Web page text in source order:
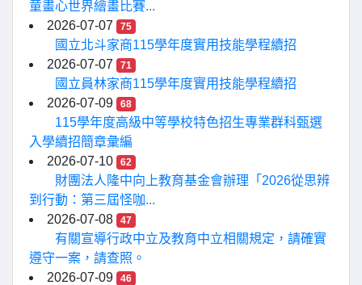
童畫心世界繪畫比賽...
2026-07-07
75
國立北斗家商115學年度實用技能學程續招
2026-07-07
71
國立員林家商115學年度實用技能學程續招
2026-07-09
68
115學年度高級中等學校特色招生專業群科甄選
入學續招簡章彙編
2026-07-10
62
財團法人隆中向上教育基金會辦理「2026從思辨
到行動：第三屆怪咖...
2026-07-08
47
有關宣導行政中立及教育中立相關規定，請確實
遵守一案，請查照。
2026-07-09
46